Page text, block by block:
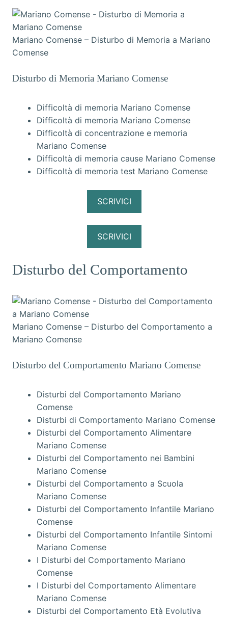
Mariano Comense – Disturbo di Memoria a Mariano
Comense
Disturbo di Memoria Mariano Comense
Difficoltà di memoria Mariano Comense
Difficoltà di memoria Mariano Comense
Difficoltà di concentrazione e memoria
Mariano Comense
Difficoltà di memoria cause Mariano Comense
Difficoltà di memoria test Mariano Comense
SCRIVICI
SCRIVICI
Disturbo del Comportamento
Mariano Comense – Disturbo del Comportamento a
Mariano Comense
Disturbo del Comportamento Mariano Comense
Disturbi del Comportamento Mariano
Comense
Disturbi di Comportamento Mariano Comense
Disturbi del Comportamento Alimentare
Mariano Comense
Disturbi del Comportamento nei Bambini
Mariano Comense
Disturbi del Comportamento a Scuola
Mariano Comense
Disturbi del Comportamento Infantile Mariano
Comense
Disturbi del Comportamento Infantile Sintomi
Mariano Comense
I Disturbi del Comportamento Mariano
Comense
I Disturbi del Comportamento Alimentare
Mariano Comense
Disturbi del Comportamento Età Evolutiva